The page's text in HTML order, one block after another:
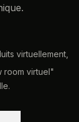
virtuellement,
room virtuel"